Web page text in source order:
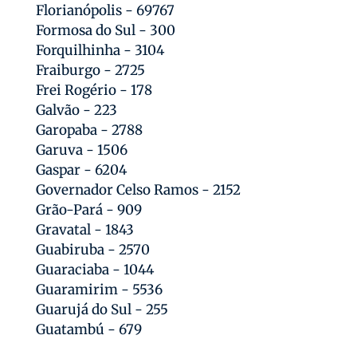
Florianópolis - 69767
Formosa do Sul - 300
Forquilhinha - 3104
Fraiburgo - 2725
Frei Rogério - 178
Galvão - 223
Garopaba - 2788
Garuva - 1506
Gaspar - 6204
Governador Celso Ramos - 2152
Grão-Pará - 909
Gravatal - 1843
Guabiruba - 2570
Guaraciaba - 1044
Guaramirim - 5536
Guarujá do Sul - 255
Guatambú - 679